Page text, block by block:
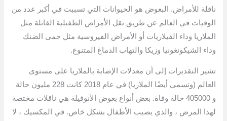
ناقلة للأمراض. البعوض هو الحيوانات التي تسببت في أكبر عدد من
الوفيات في العالم عن طريق نقل الأمراض الطفيلية القاتلة مثل
الملاريا وداء الفيلاريات أو الأمراض الفيروسية مثل حمى الضنك
وداء الشيكونغونيا وزيكا والتهاب الدماغ المتنوع.
تشير التقديرات إلى أن معدلات الإصابة بالملاريا على مستوى
العالم (وتسمى أيضًا الملاريا) في عام 2018 كانت 228 مليون حالة
و 405000 حالة وفاة. بعض أنواع بعوض الأنوفيلة هي ناقلات مختصة
لهذا المرض ، والذي يصيب الأطفال بشكل خاص. في المكسيك ، لا